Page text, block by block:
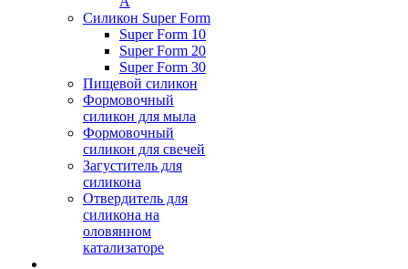
Силикон Super Form
Super Form 10
Super Form 20
Super Form 30
Пищевой силикон
Формовочный
силикон для мыла
Формовочный
силикон для свечей
Загуститель для
силикона
Отвердитель для
силикона на
оловянном
катализаторе